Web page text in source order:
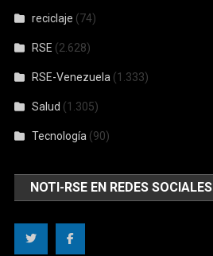
reciclaje (74)
RSE (2.628)
RSE-Venezuela (1.333)
Salud (1.305)
Tecnología (90)
NOTI-RSE EN REDES SOCIALES